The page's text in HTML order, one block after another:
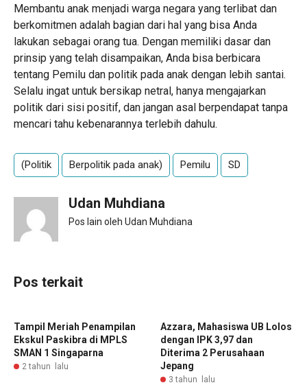
Membantu anak menjadi warga negara yang terlibat dan
berkomitmen adalah bagian dari hal yang bisa Anda
lakukan sebagai orang tua. Dengan memiliki dasar dan
prinsip yang telah disampaikan, Anda bisa berbicara
tentang Pemilu dan politik pada anak dengan lebih santai.
Selalu ingat untuk bersikap netral, hanya mengajarkan
politik dari sisi positif, dan jangan asal berpendapat tanpa
mencari tahu kebenarannya terlebih dahulu.
(Politik Berpolitik pada anak) Pemilu SD
Udan Muhdiana
Pos lain oleh Udan Muhdiana
Pos terkait
Tampil Meriah Penampilan
Ekskul Paskibra di MPLS
SMAN 1 Singaparna
2 tahun lalu
Azzara, Mahasiswa UB Lolos
dengan IPK 3,97 dan
Diterima 2 Perusahaan
Jepang
3 tahun lalu